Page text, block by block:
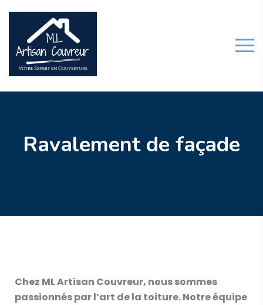
Ravalement de façade
Chez ML Artisan Couvreur, nous sommes
passionnés par l’art de la toiture. Notre équipe